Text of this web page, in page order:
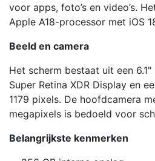
voor apps, foto’s en video’s.
Apple A18-processor met iOS
Beeld en camera
Het scherm bestaat uit een
Super Retina XDR Display en
1179 pixels. De hoofdcamera
megapixels is bedoeld voor
Belangrijkste kenmerken